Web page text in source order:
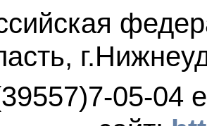
05-04